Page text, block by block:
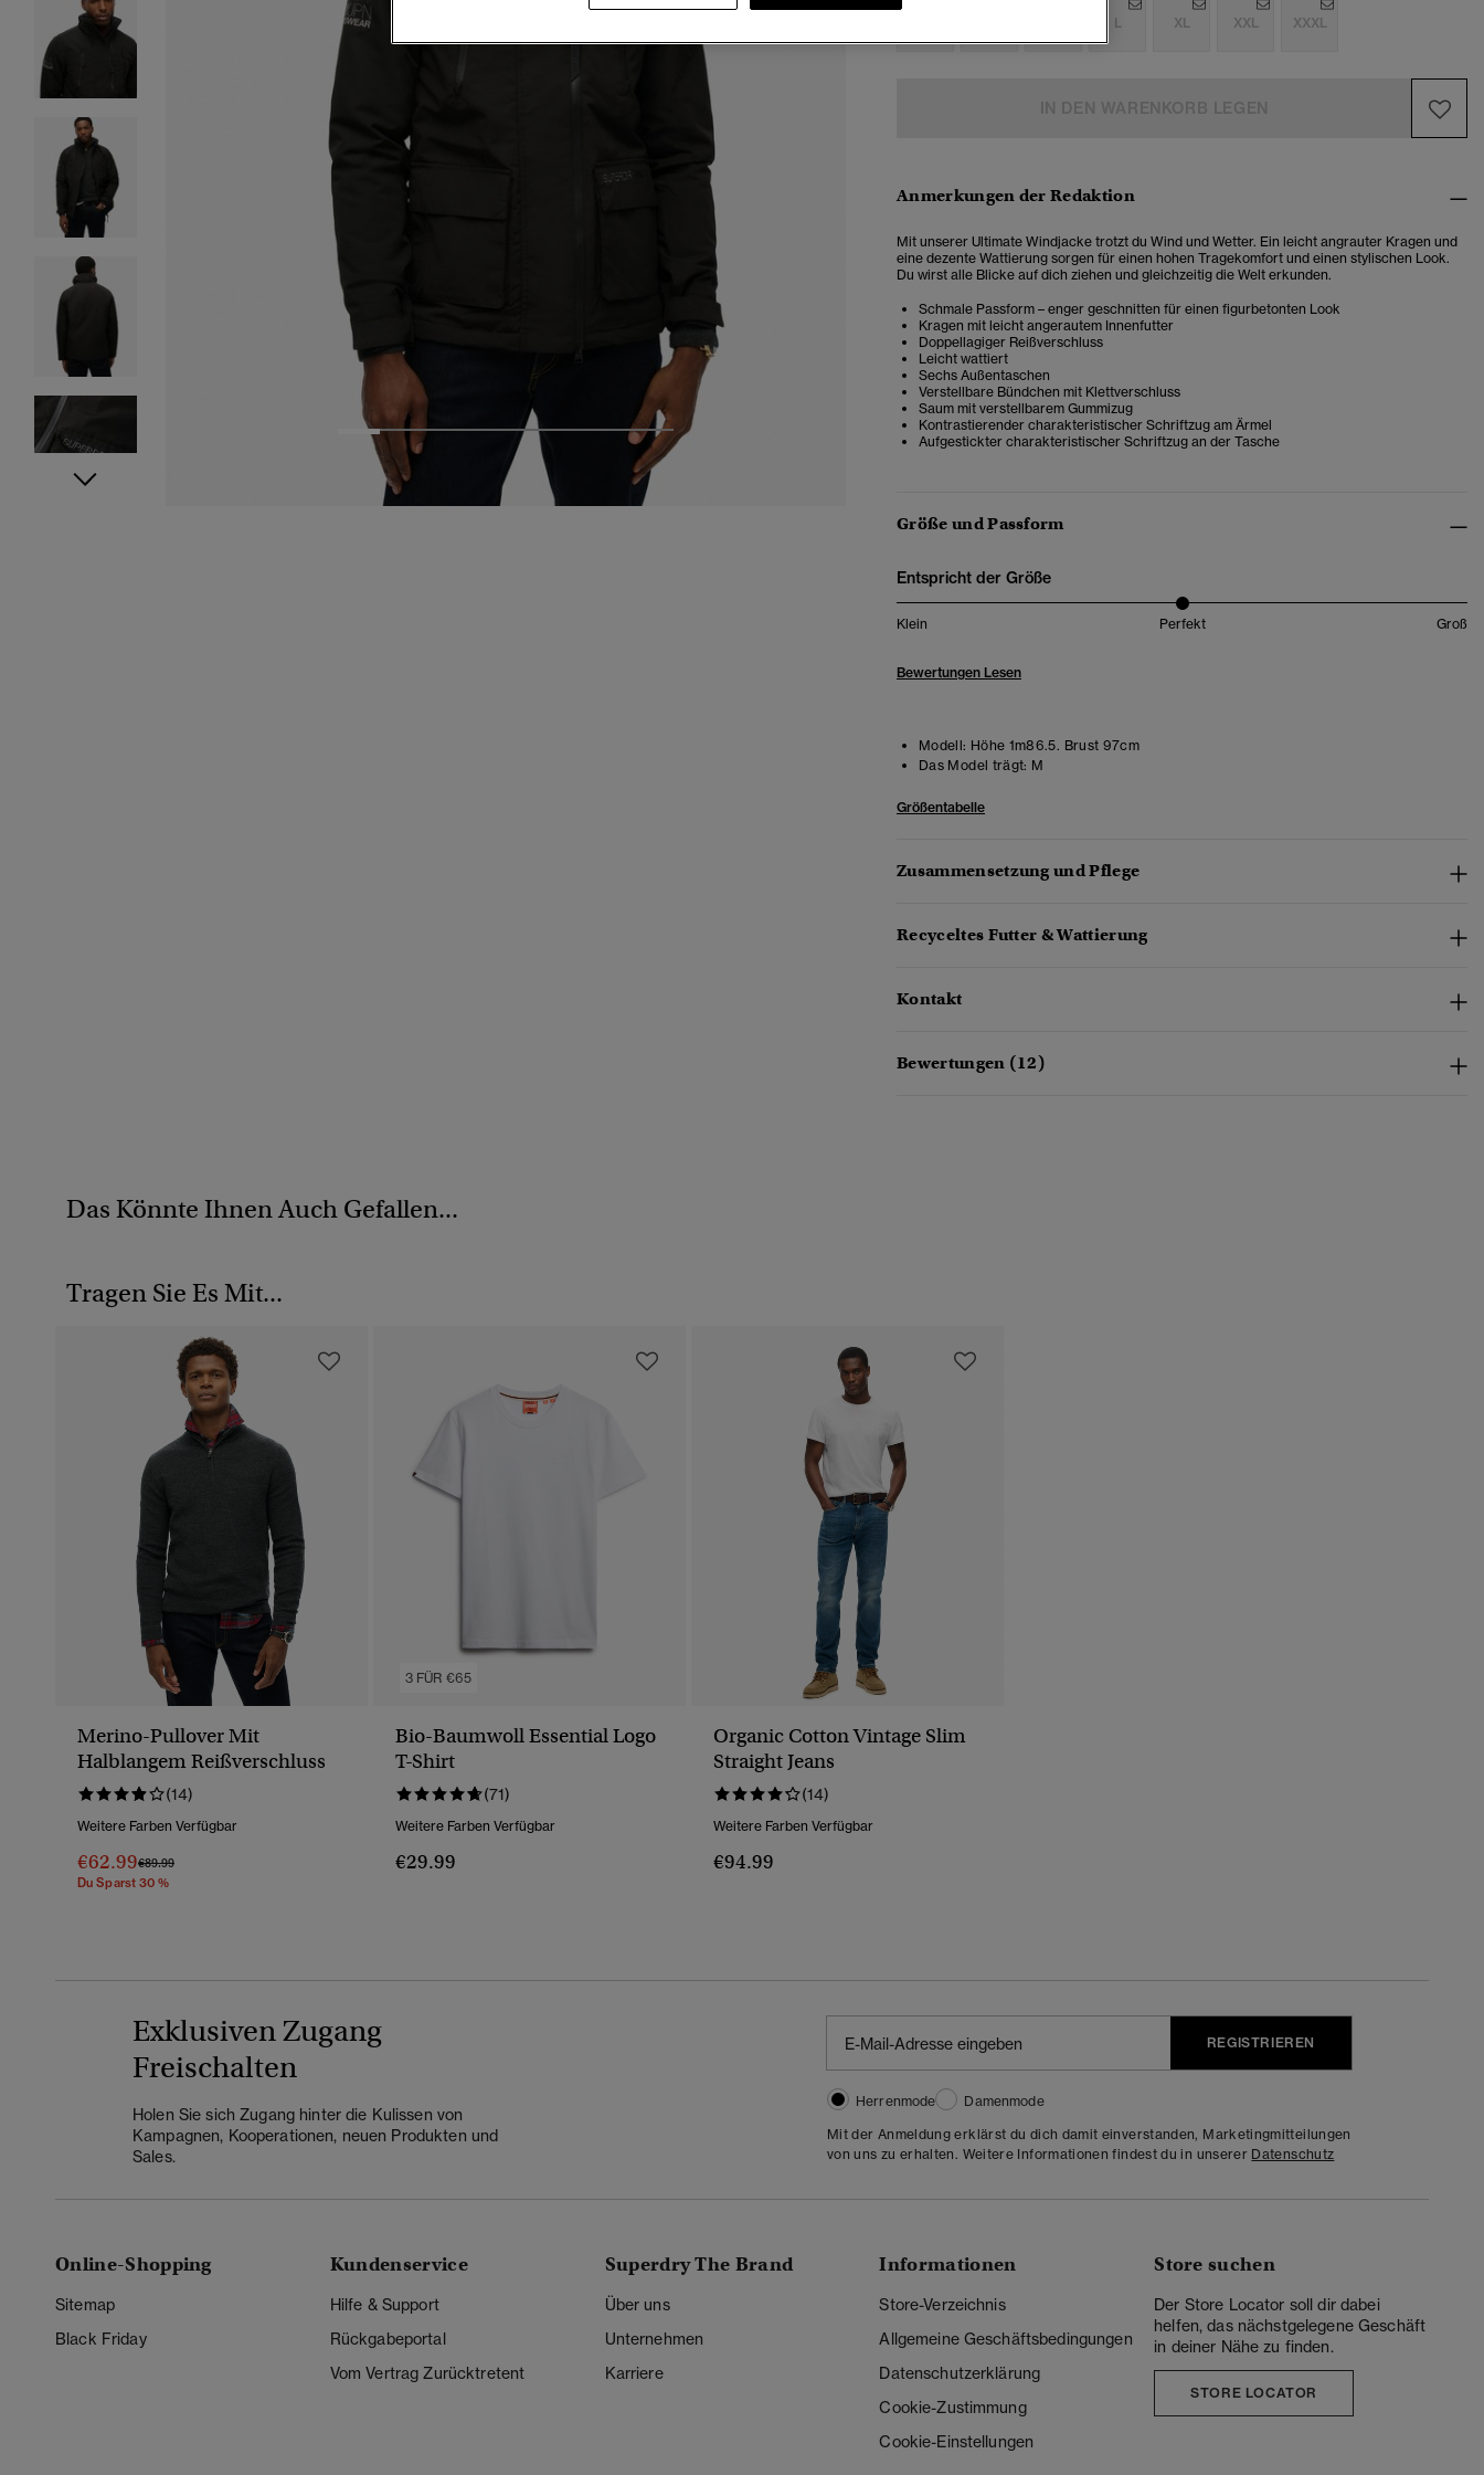
2 5 8
L XL XXL XXXL
Anmerkungen der Redaktion
Mit unserer Ultimate Windjacke trotzt du Wind und Wetter. Ein leicht angrauter Kragen und
eine dezente Wattierung sorgen für einen hohen Tragekomfort und einen stylischen Look.
Du wirst alle Blicke auf dich ziehen und gleichzeitig die Welt erkunden.
Schmale Passform – enger geschnitten für einen figurbetonten Look
Kragen mit leicht angerautem Innenfutter
Doppellagiger Reißverschluss
Leicht wattiert
Sechs Außentaschen
Verstellbare Bündchen mit Klettverschluss
Saum mit verstellbarem Gummizug
Kontrastierender charakteristischer Schriftzug am Ärmel
Aufgestickter charakteristischer Schriftzug an der Tasche
Größe und Passform
Entspricht der Größe
Klein Perfekt Groß
Bewertungen Lesen
Modell: Höhe 1m86.5. Brust 97cm
Das Model trägt: M
Größentabelle
Zusammensetzung und Pflege
Recyceltes Futter & Wattierung
Kontakt
Bewertungen (12)
Das Könnte Ihnen Auch Gefallen...
Tragen Sie Es Mit...
Merino-Pullover Mit
Halblangem Reißverschluss
(14)
Weitere Farben Verfügbar
€62.99Preis Wurde Reduziert Von
€89.99Bis
Du Sparst 30 %
3 FÜR €65
Bio-Baumwoll Essential Logo
T-Shirt
(71)
Weitere Farben Verfügbar
€29.99
Organic Cotton Vintage Slim
Straight Jeans
(14)
Weitere Farben Verfügbar
€94.99
Exklusiven Zugang
Freischalten
Holen Sie sich Zugang hinter die Kulissen von
Kampagnen, Kooperationen, neuen Produkten und
Sales.
REGISTRIEREN
Herrenmode
Damenmode
Mit der Anmeldung erklärst du dich damit einverstanden, Marketingmitteilungen
von uns zu erhalten. Weitere Informationen findest du in unserer Datenschutz
Online-Shopping
Sitemap
Black Friday
Kundenservice
Hilfe & Support
Rückgabeportal
Vom Vertrag Zurücktretent
Superdry The Brand
Über uns
Unternehmen
Karriere
Informationen
Store-Verzeichnis
Allgemeine Geschäftsbedingungen
Datenschutzerklärung
Cookie-Zustimmung
Cookie-Einstellungen
Store suchen
Der Store Locator soll dir dabei
helfen, das nächstgelegene Geschäft
in deiner Nähe zu finden.
STORE LOCATOR